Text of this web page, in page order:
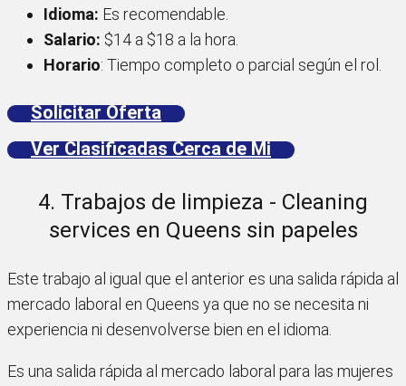
Idioma: Es recomendable.
Salario: $14 a $18 a la hora.
Horario: Tiempo completo o parcial según el rol.
Solicitar Oferta
Ver Clasificadas Cerca de Mi
4. Trabajos de limpieza - Cleaning
services en Queens sin papeles
Este trabajo al igual que el anterior es una salida rápida al
mercado laboral en Queens ya que no se necesita ni
experiencia ni desenvolverse bien en el idioma.
Es una salida rápida al mercado laboral para las mujeres